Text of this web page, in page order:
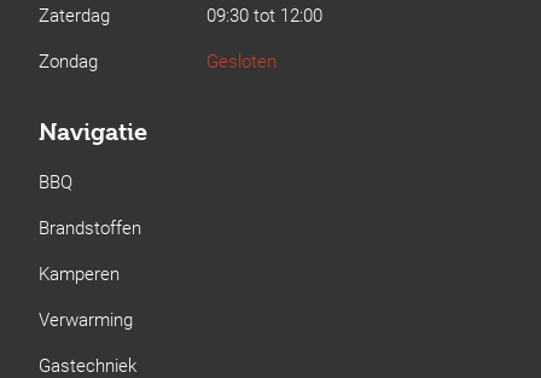
Zaterdag
09:30 tot 12:00
Zondag
Gesloten
Navigatie
BBQ
Brandstoffen
Kamperen
Verwarming
Gastechniek